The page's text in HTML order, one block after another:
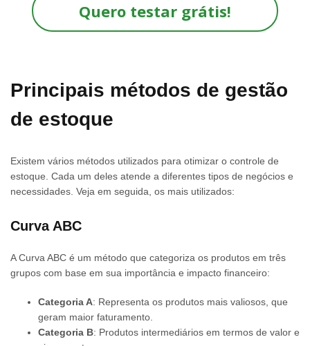
Quero testar grátis!
Principais métodos de gestão
de estoque
Existem vários métodos utilizados para otimizar o controle de
estoque. Cada um deles atende a diferentes tipos de negócios e
necessidades. Veja em seguida, os mais utilizados:
Curva ABC
A Curva ABC é um método que categoriza os produtos em três
grupos com base em sua importância e impacto financeiro:
Categoria A: Representa os produtos mais valiosos, que
geram maior faturamento.
Categoria B: Produtos intermediários em termos de valor e